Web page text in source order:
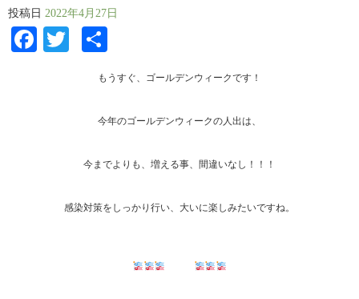
投稿日 2022年4月27日
Facebook
Twitter
もうすぐ、ゴールデンウィークです！
今年のゴールデンウィークの人出は、
今までよりも、増える事、間違いなし！！！
感染対策をしっかり行い、大いに楽しみたいですね。